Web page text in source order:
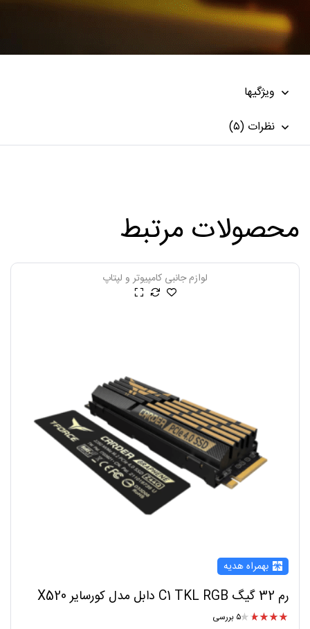
ویژگیها
نظرات (۵)
محصولات مرتبط
لوازم جانبی کامپیوتر و لپتاپ
بهمراه هدیه
رم 32 گیگ C1 TKL RGB دابل مدل کورسایر X520
۵ بررسی